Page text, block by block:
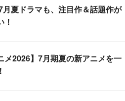
月夏ドラマも、注目作＆話題作が
！
メ2026】7月期夏の新アニメを一